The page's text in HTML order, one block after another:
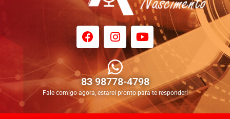
83 98778-4798
Fale comigo agora, estarei pronto para te responder!